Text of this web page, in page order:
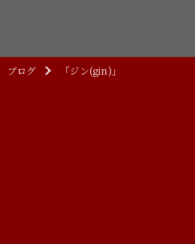
ブログ 「ジン(gin)」